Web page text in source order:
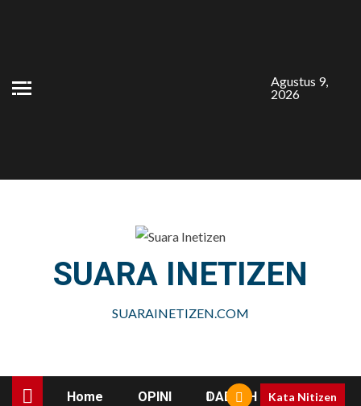
Agustus 9,
2026
SUARA INETIZEN
SUARAINETIZEN.COM
Home OPINI DAERAH Kata Nitizen